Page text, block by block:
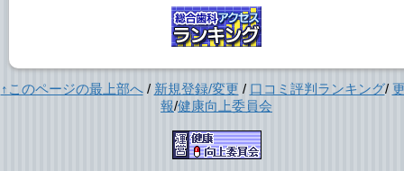
↑このページの最上部へ/ 新規登録/変更 / 口コミ評判ランキング/
報/健康向上委員会